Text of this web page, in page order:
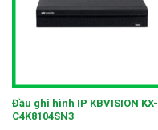
Đầu ghi hình IP KBVISION KX-
C4K8104SN3